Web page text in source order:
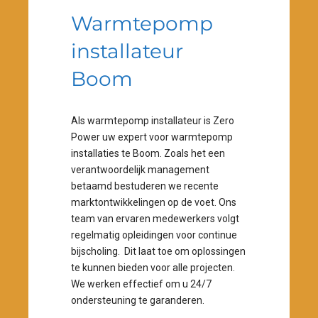
Warmtepomp
installateur
Boom
Als warmtepomp installateur is Zero
Power uw expert voor warmtepomp
installaties te Boom. Zoals het een
verantwoordelijk management
betaamd bestuderen we recente
marktontwikkelingen op de voet. Ons
team van ervaren medewerkers volgt
regelmatig opleidingen voor continue
bijscholing. Dit laat toe om oplossingen
te kunnen bieden voor alle projecten.
We werken effectief om u 24/7
ondersteuning te garanderen.
0
1
2